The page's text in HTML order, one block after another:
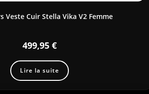
Veste Cuir Stella Vika V2 Femme
499,95 €
Lire la suite